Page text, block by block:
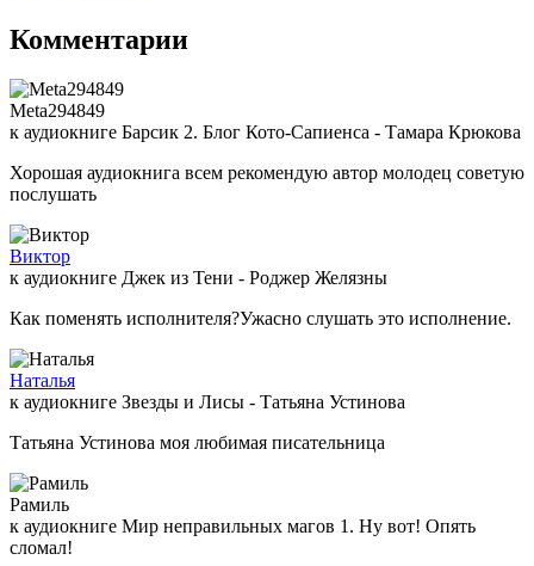
Комментарии
Meta294849
к аудиокниге Барсик 2. Блог Кото-Сапиенса - Тамара Крюкова
Хорошая аудиокнига всем рекомендую автор молодец советую
послушать
Виктор
к аудиокниге Джек из Тени - Роджер Желязны
Как поменять исполнителя?Ужасно слушать это исполнение.
Наталья
к аудиокниге Звезды и Лисы - Татьяна Устинова
Татьяна Устинова моя любимая писательница
Рамиль
к аудиокниге Мир неправильных магов 1. Ну вот! Опять
сломал!